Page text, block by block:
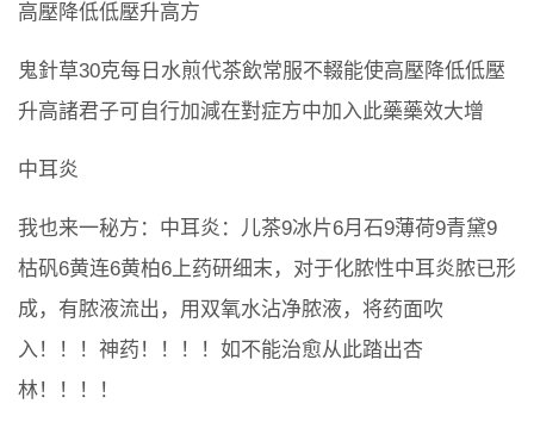
高壓降低低壓升高方
鬼針草30克每日水煎代茶飲常服不輟能使高壓降低低壓
升高諸君子可自行加減在對症方中加入此藥藥效大增
中耳炎
我也来一秘方：中耳炎：儿茶9冰片6月石9薄荷9青黛9
枯矾6黄连6黄柏6上药研细末，对于化脓性中耳炎脓已形
成，有脓液流出，用双氧水沾净脓液，将药面吹
入！！！神药！！！！如不能治愈从此踏出杏
林！！！！